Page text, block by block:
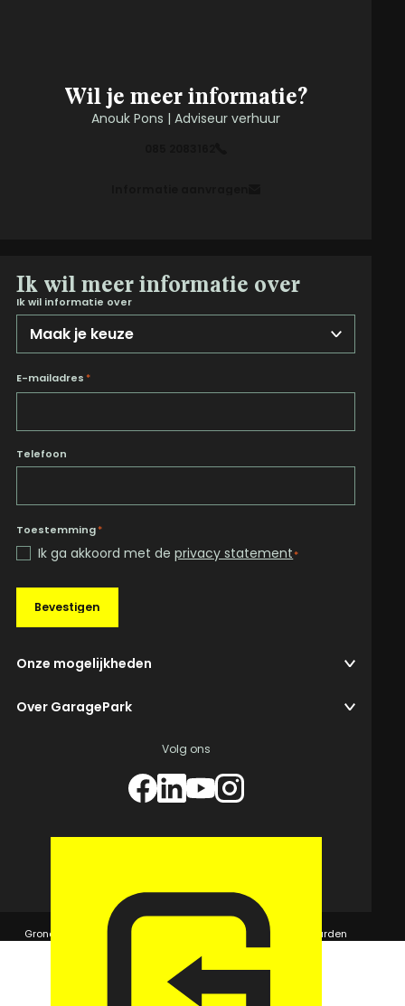
Wil je meer informatie?
Anouk Pons | Adviseur verhuur
Ik wil meer informatie over
Ik wil informatie over
E-mailadres *
Telefoon
Toestemming*
Ik ga akkoord met deprivacy statement*
Bevestigen
Onze mogelijkheden
Over GaragePark
Volg ons
© 2026 GaragePark.
Grondposities
365Beheer & GaragePark Algemene voorwaarden